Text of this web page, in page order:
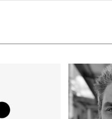
είναι «το πρόβλημα»
Τι είναι η
Δανάη Δεληγεώργη απαντά!
Συγχαρητήρια, Πέθανες!